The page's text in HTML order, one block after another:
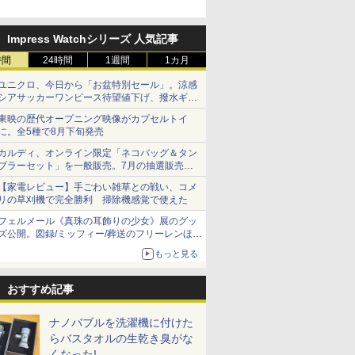
Impress Watchシリーズ 人気記事
24時間 1週間 1カ月
ニクロ、今日から「お盆特別セール」。涼感
アサッカーワンピース待望値下げ、撥水ギア
ョーツは1990円に
映の歴代オープニング映像がカプセルトイ
。全5種で8月下旬発売
ルディ、オンライン限定「ネコバッグ＆タン
ラーセット」を一般販売。7月の抽選販売の
選無効分
家電レビュー】手ごわい雑草との戦い、コメ
の草刈機で完全勝利 掃除機感覚で使えた
ェルメール《真珠の耳飾りの少女》展のグッ
公開。図録/ミッフィー/葬送のフリーレンほ
もっと見る
おすすめ記事
ナノバブルを洗濯機に付けた
らバスタオルの生乾き臭がな